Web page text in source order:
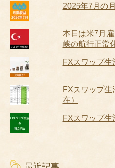
2026年7月の
本日は米7月
峡の航行正常
FXスワップ生
FXスワップ生
在）
FXスワップ生